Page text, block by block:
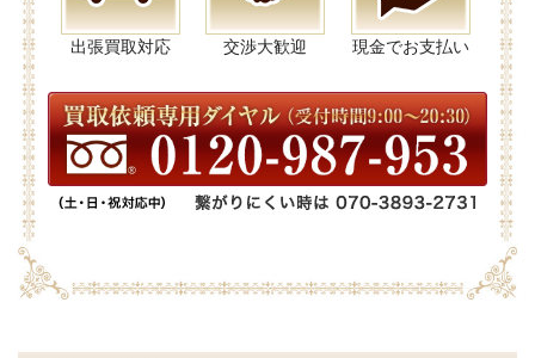
出張買取対応 交渉大歓迎 現金でお支払い